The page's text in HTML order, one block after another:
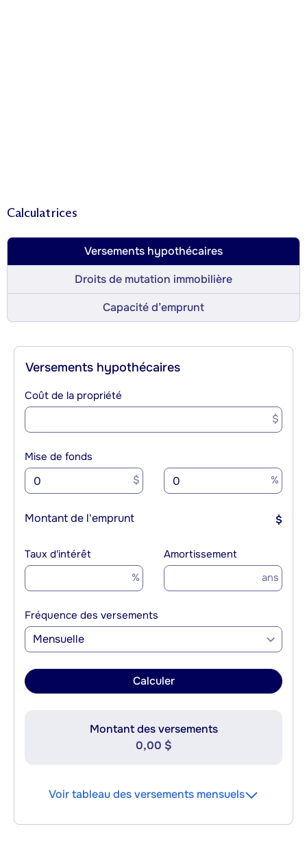
Calculatrices
Versements hypothécaires
Droits de mutation immobilière
Capacité d’emprunt
Versements hypothécaires
Coût de la propriété
$
Mise de fonds
$ %
Montant de l'emprunt $
Taux d'intérêt
%
Amortissement
ans
Fréquence des versements
Mensuelle
Calculer
Montant des versements
0,00 $
Voir tableau des versements mensuels